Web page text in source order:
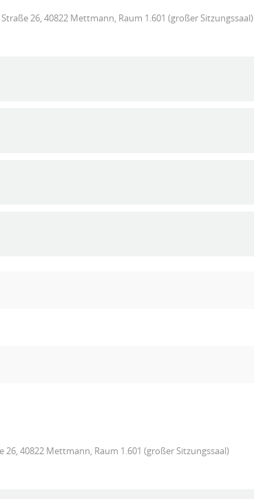
26, 40822 Mettmann, Raum 1.601 (großer Sitzungssaal)
40822 Mettmann, Raum 1.601 (großer Sitzungssaal)